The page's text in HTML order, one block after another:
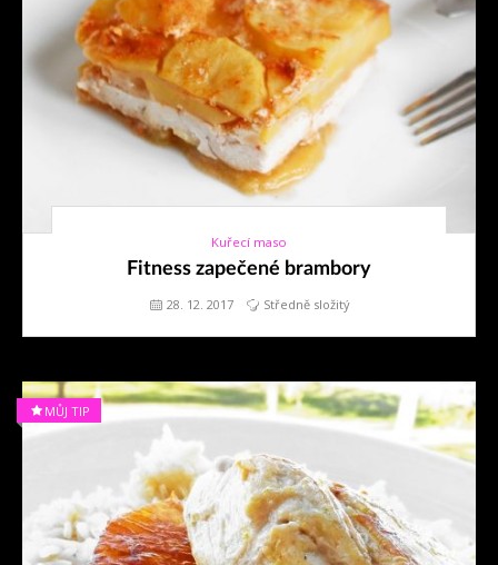
28. 12. 2017
Kuřecí maso
Fitness zapečené brambory
28. 12. 2017 Středně složitý
MŮJ TIP